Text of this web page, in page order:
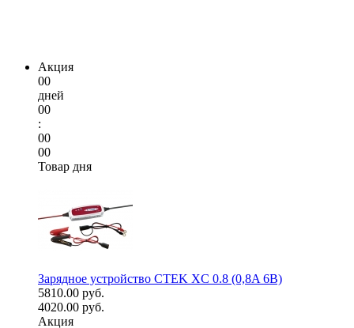
Акция
00
дней
00
:
00
00
Товар дня
Зарядное устройство CTEK XC 0.8 (0,8A 6В)
5810.00 руб.
4020.00 руб.
Акция